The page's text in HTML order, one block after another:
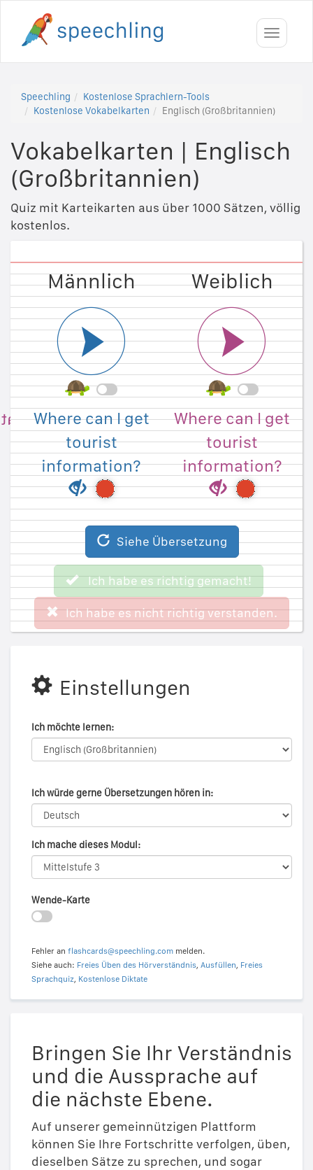
Toggle
Speechling
Kostenlose Sprachlern-Tools
Kostenlose Vokabelkarten
Englisch (Großbritannien)
Vokabelkarten | Englisch
(Großbritannien)
Quiz mit Karteikarten aus über 1000 Sätzen, völlig
kostenlos.
Männlich
Where can I get
tourist
information?
Weiblich
Where can I get
tourist
information?
Siehe Übersetzung
Ich habe es richtig gemacht!
Ich habe es nicht richtig verstanden.
Männlich
Wo kann ich
Toursiteninformationen
bekommen?
Weiblich
Wo kann ich
bekommen?
Siehe Originalsatz
Ich habe es richtig gemacht!
Ich habe es nicht richtig verstanden.
Einstellungen
Ich möchte lernen:
Ich würde gerne Übersetzungen hören in:
Ich mache dieses Modul:
Wende-Karte
Fehler an flashcards@speechling.com melden.
Siehe auch: Freies Üben des Hörverständnis, Ausfüllen, Freies
Sprachquiz, Kostenlose Diktate
Bringen Sie Ihr Verständnis
und die Aussprache auf
die nächste Ebene.
Auf unserer gemeinnützigen Plattform
können Sie Ihre Fortschritte verfolgen, üben,
dieselben Sätze zu sprechen, und sogar